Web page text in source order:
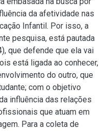
da afetividade nas
Infantil. Por isso, a
pesquisa, está pautada
que defende que ela vai
está ligada ao conhecer,
do outro, que
com o objetivo
influência das relações
que atuam em
Para a coleta de